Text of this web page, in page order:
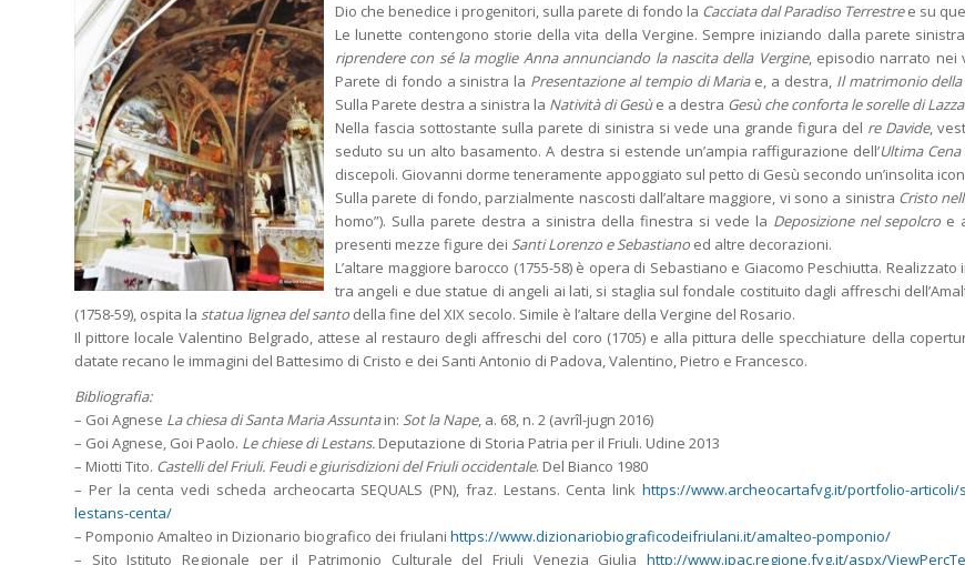
Dio che benedice i progenitori, sulla parete di fondo la Cacciata dal Paradiso Terrestree su
Le lunette contengono storie della vita della Vergine. Sempre iniziando dalla parete
riprendere con sé la moglie Anna annunciando la nascita della Vergine, episodio narrato nei
Parete di fondo a sinistra la Presentazione al tempio di Mariae, a destra,Il matrimonio della
Sulla Parete destra a sinistra la Natività di Gesùe a destra Gesù che conforta le sorelle di
Nella fascia sottostante sulla parete di sinistra si vede una grande figura del re Davide,
seduto su un alto basamento. A destra si estende un’ampia raffigurazione dell’Ultima Cena
discepoli. Giovanni dorme teneramente appoggiato sul petto di Gesù secondo un’insolita
Sulla parete di fondo, parzialmente nascosti dall’altare maggiore, vi sono a sinistra Cristo
homo”). Sulla parete destra a sinistra della finestra si vede la Deposizione nel sepolcro e
presenti mezze figure dei Santi Lorenzo e Sebastiano ed altre decorazioni.
L’altare maggiore barocco (1755-58) è opera di Sebastiano e Giacomo Peschiutta.
tra angeli e due statue di angeli ai lati, si staglia sul fondale costituito dagli affreschi
(1758-59), ospita la statua lignea del santo della fine del XIX secolo. Simile è l’altare della Vergine del Rosario.
Il pittore locale Valentino Belgrado, attese al restauro degli affreschi del coro (1705) e alla pittura delle specchiature della
datate recano le immagini del Battesimo di Cristo e dei Santi Antonio di Padova, Valentino, Pietro e Francesco.
Bibliografia:
– Goi Agnese La chiesa di Santa Maria Assuntain: Sot la Nape, a. 68, n. 2 (avrîl-jugn 2016)
– Goi Agnese, Goi Paolo. Le chiese di Lestans. Deputazione di Storia Patria per il Friuli. Udine 2013
– Miotti Tito. Castelli del Friuli. Feudi e giurisdizioni del Friuli occidentale. Del Bianco 1980
– Per la centa vedi scheda archeocarta SEQUALS (PN), fraz. Lestans. Centa link https://www.archeocartafvg.it/portfolio-articoli/
lestans-centa/
– Pomponio Amalteo in Dizionario biografico dei friulani https://www.dizionariobiograficodeifriulani.it/amalteo-pomponio/
– Sito Istituto Regionale per il Patrimonio Culturale del Friuli Venezia Giulia http://www.ipac.regione.fvg.it/aspx/